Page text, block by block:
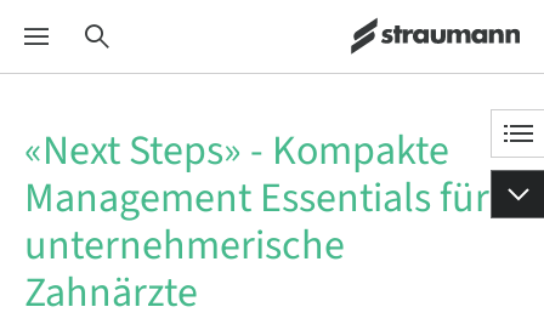
«Next Steps» - Kompakte
Management Essentials für
unternehmerische
Zahnärzte